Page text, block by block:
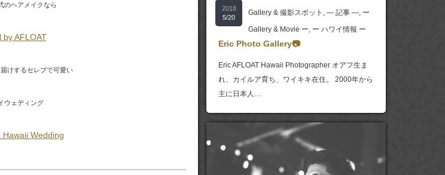
のヘアメイクなら
by AFLOAT
けするセレブで可愛い
ウェディング
Hawaii Wedding
2018
5/20
Gallery & 撮影スポット , ― 記事 ―, ー
Gallery & Movie ー, ー ハワイ情報 ー
Eric Photo Gallery📷
Eric AFLOAT Hawaii Photographer オアフ生ま
れ、カイルア育ち、ワイキキ在住。 2000年から
主に日本人…